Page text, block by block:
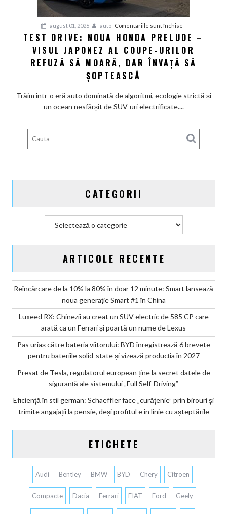
august 01, 2026 auto Comentariile sunt închise
Test
Drive:
Noua
coupe-
urilor
să
TEST DRIVE: NOUA HONDA PRELUDE –
VISUL JAPONEZ AL COUPE-URILOR
REFUZĂ SĂ MOARĂ, DAR ÎNVAȚĂ SĂ
ȘOPTEASCĂ
Trăim într-o eră auto dominată de algoritmi, ecologie strictă și
un ocean nesfârșit de SUV-uri electrificate....
CATEGORII
ARTICOLE RECENTE
Reîncărcare de la 10% la 80% în doar 12 minute: Smart lansează
noua generație Smart #1 în China
Luxeed RX: Chinezii au creat un SUV electric de 585 CP care
arată ca un Ferrari și poartă un nume de Lexus
Pas uriaș către bateria viitorului: BYD înregistrează 6 brevete
pentru bateriile solid-state și vizează producția în 2027
Presat de Tesla, regulatorul european ține la secret datele de
siguranță ale sistemului „Full Self-Driving”
Eficiență în stil german: Schaeffler face „curățenie” prin birouri și
trimite angajații la pensie, deși profitul e în linie cu așteptările
ETICHETE
Audi Bentley BMW BYD Chery Citroen
Compacte Dacia Ferrari FIAT Ford Geely